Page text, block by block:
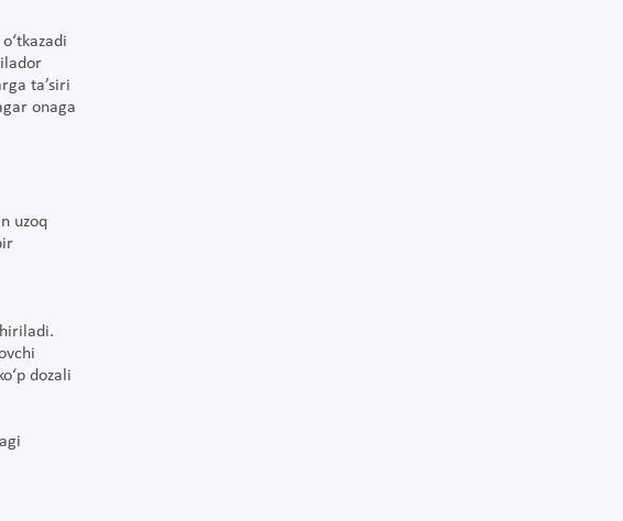
ta’siri
onaga
uzoq
dozali